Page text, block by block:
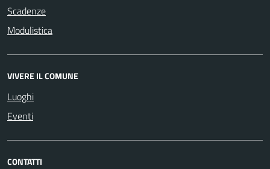
Scadenze
Modulistica
VIVERE IL COMUNE
Luoghi
Eventi
CONTATTI